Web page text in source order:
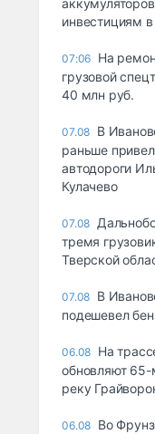
инвестициям
07:06 На
грузовой
40 млн руб.
07.08 В
раньше
автодороги
Кулачево
07.08
тремя
Тверской
07.08 В
подешевел
06.08 На
обновляют
реку
06.08 Во